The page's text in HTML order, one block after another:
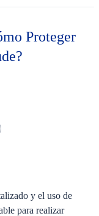
Proteger
y el uso de
para realizar